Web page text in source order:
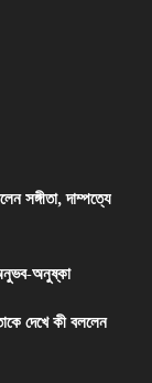
সঙ্গীতা, দাম্পত্যে
অনুষ্কা
দেখে কী বললেন